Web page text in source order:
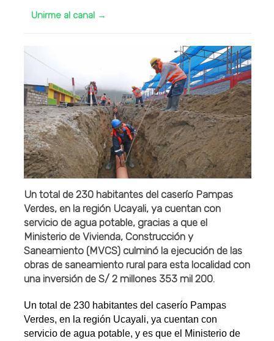
Unirme al canal →
Un total de 230 habitantes del caserío Pampas
Verdes, en la región Ucayali, ya cuentan con
servicio de agua potable, gracias a que el
Ministerio de Vivienda, Construcción y
Saneamiento (MVCS) culminó la ejecución de las
obras de saneamiento rural para esta localidad con
una inversión de S/ 2 millones 353 mil 200.
Un total de 230 habitantes del caserío Pampas
Verdes, en la región Ucayali, ya cuentan con
servicio de agua potable, y es que el Ministerio de